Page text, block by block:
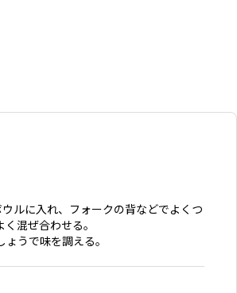
ルに入れ、フォークの背などでよくつ
混ぜ合わせる。
うで味を調える。